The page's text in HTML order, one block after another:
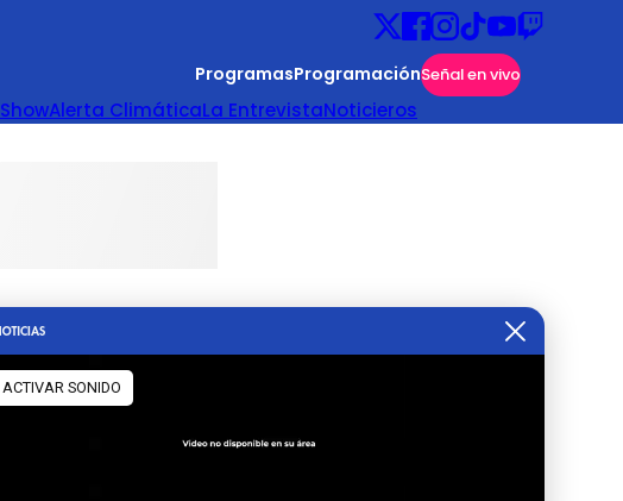
ProgramasProgramaciónSeñal en vivo
ShowAlerta ClimáticaLa EntrevistaNoticieros